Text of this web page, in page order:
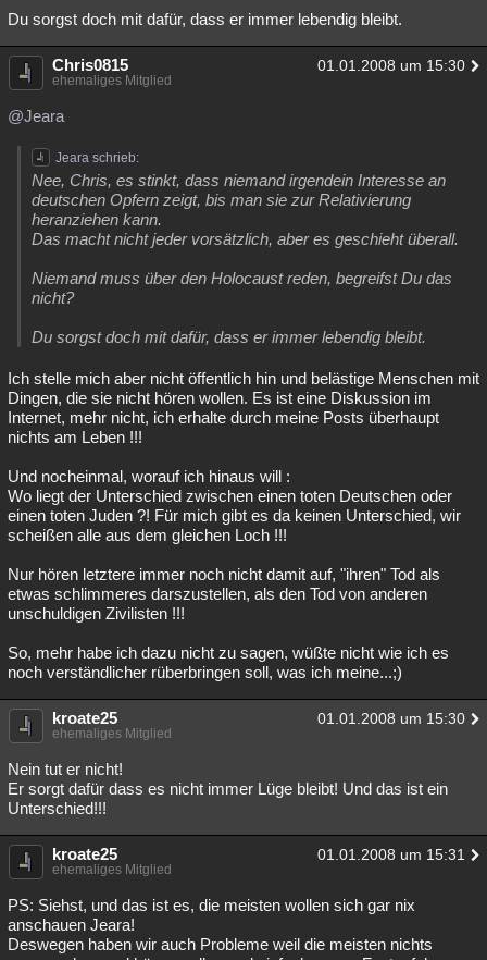
Du sorgst doch mit dafür, dass er immer lebendig bleibt.
Chris0815 01.01.2008 um 15:30
ehemaliges Mitglied
@Jeara
Jeara schrieb:
Nee, Chris, es stinkt, dass niemand irgendein Interesse an
deutschen Opfern zeigt, bis man sie zur Relativierung
heranziehen kann.
Das macht nicht jeder vorsätzlich, aber es geschieht überall.
Niemand muss über den Holocaust reden, begreifst Du das
nicht?
Du sorgst doch mit dafür, dass er immer lebendig bleibt.
Ich stelle mich aber nicht öffentlich hin und belästige Menschen mit
Dingen, die sie nicht hören wollen. Es ist eine Diskussion im
Internet, mehr nicht, ich erhalte durch meine Posts überhaupt
nichts am Leben !!!
Und nocheinmal, worauf ich hinaus will :
Wo liegt der Unterschied zwischen einen toten Deutschen oder
einen toten Juden ?! Für mich gibt es da keinen Unterschied, wir
scheißen alle aus dem gleichen Loch !!!
Nur hören letztere immer noch nicht damit auf, "ihren" Tod als
etwas schlimmeres darszustellen, als den Tod von anderen
unschuldigen Zivilisten !!!
So, mehr habe ich dazu nicht zu sagen, wüßte nicht wie ich es
noch verständlicher rüberbringen soll, was ich meine...;)
kroate25 01.01.2008 um 15:30
ehemaliges Mitglied
Nein tut er nicht!
Er sorgt dafür dass es nicht immer Lüge bleibt! Und das ist ein
Unterschied!!!
kroate25 01.01.2008 um 15:31
ehemaliges Mitglied
PS: Siehst, und das ist es, die meisten wollen sich gar nix
anschauen Jeara!
Deswegen haben wir auch Probleme weil die meisten nichts